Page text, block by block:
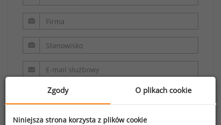
Zgody O plikach cookie
Niniejsza strona korzysta z plików cookie